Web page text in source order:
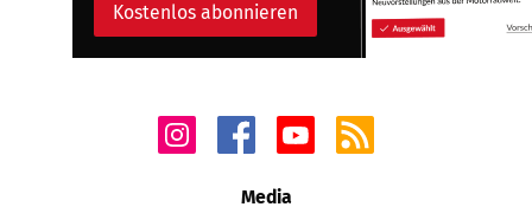
Kostenlos abonnieren
Media